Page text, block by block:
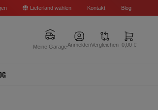
Lieferland wählen Kontakt Blog
Meine GarageAnmeldenVergleichen 0,00 €